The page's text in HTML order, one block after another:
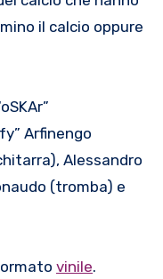
il calcio oppure
Arfinengo
Alessandro
(tromba) e
vinile.